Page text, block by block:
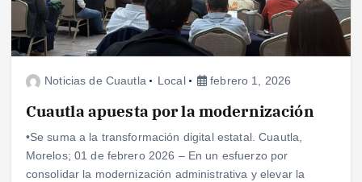
Noticias de Cuautla Local febrero 1, 2026
Cuautla apuesta por la modernización
•Se suma a la transformación digital estatal. Cuautla,
Morelos; 01 de febrero 2026 – En un esfuerzo por
consolidar la modernización administrativa y elevar la